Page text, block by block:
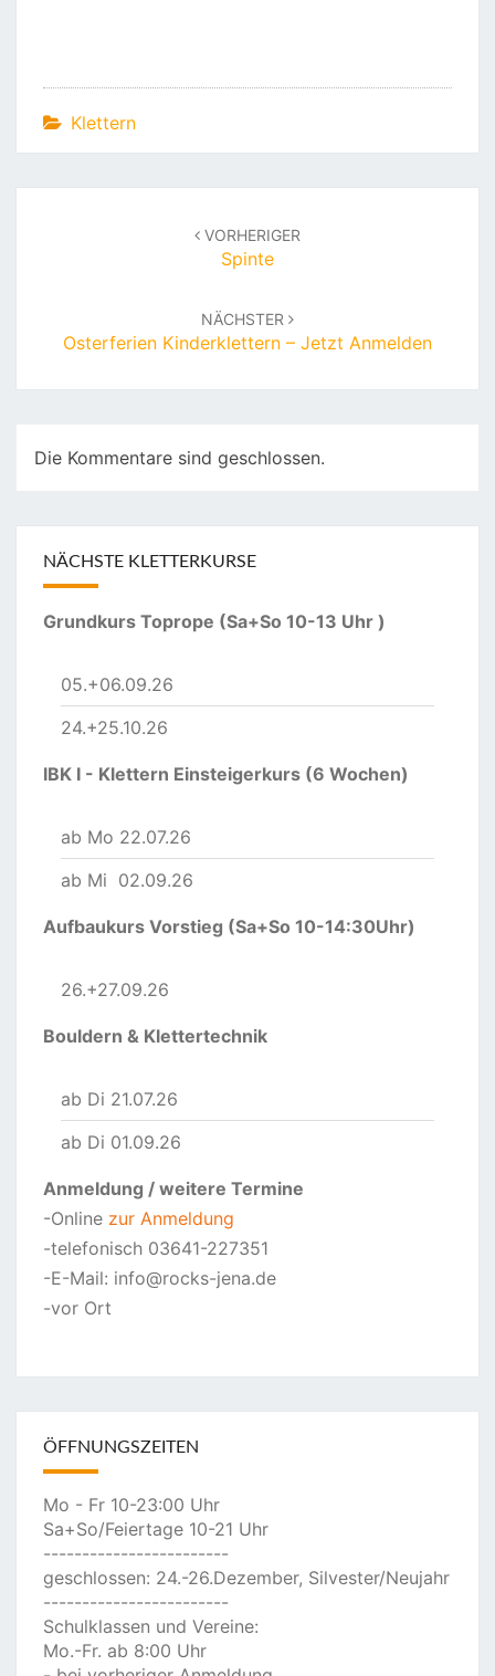
Klettern
VORHERIGER
Spinte
NÄCHSTER
Osterferien Kinderklettern – Jetzt Anmelden
Die Kommentare sind geschlossen.
NÄCHSTE KLETTERKURSE
Grundkurs Toprope (Sa+So 10-13 Uhr )
05.+06.09.26
24.+25.10.26
IBK I - Klettern Einsteigerkurs (6 Wochen)
ab Mo 22.07.26
ab Mi 02.09.26
Aufbaukurs Vorstieg (Sa+So 10-14:30Uhr)
26.+27.09.26
Bouldern & Klettertechnik
ab Di 21.07.26
ab Di 01.09.26
Anmeldung / weitere Termine
-Online zur Anmeldung
-telefonisch 03641-227351
-E-Mail: info@rocks-jena.de
-vor Ort
ÖFFNUNGSZEITEN
Mo - Fr 10-23:00 Uhr
Sa+So/Feiertage 10-21 Uhr
------------------------
geschlossen: 24.-26.Dezember, Silvester/Neujahr
------------------------
Schulklassen und Vereine:
Mo.-Fr. ab 8:00 Uhr